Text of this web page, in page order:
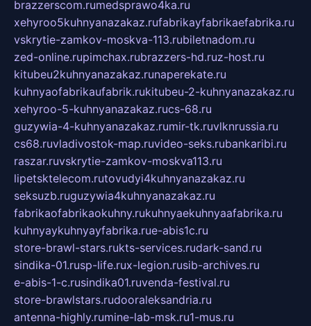
brazzerscom.rumedsprawo4ka.ru
xehyroo5kuhnyanazakaz.rufabrikayfabrikaefabrika.ru
vskrytie-zamkov-moskva-113.rubiletnadom.ru
zed-online.rupimchax.rubrazzers-hd.ruz-host.ru
kitubeu2kuhnyanazakaz.runaperekate.ru
kuhnyaofabrikaufabrik.rukitubeu-2-kuhnyanazakaz.ru
xehyroo-5-kuhnyanazakaz.rucs-68.ru
guzywia-4-kuhnyanazakaz.rumir-tk.ruvlknrussia.ru
cs68.ruvladivostok-map.ruvideo-seks.rubankaribi.ru
raszar.ruvskrytie-zamkov-moskva113.ru
lipetsktelecom.rutovudyi4kuhnyanazakaz.ru
seksuzb.ruguzywia4kuhnyanazakaz.ru
fabrikaofabrikaokuhny.rukuhnyaekuhnyaafabrika.ru
kuhnyaykuhnyayfabrika.rue-abis1c.ru
store-brawl-stars.rukts-services.rudark-sand.ru
sindika-01.rusp-life.rux-legion.rusib-archives.ru
e-abis-1-c.rusindika01.ruvenda-festival.ru
store-brawlstars.rudooraleksandria.ru
antenna-highly.rumine-lab-msk.ru1-mus.ru